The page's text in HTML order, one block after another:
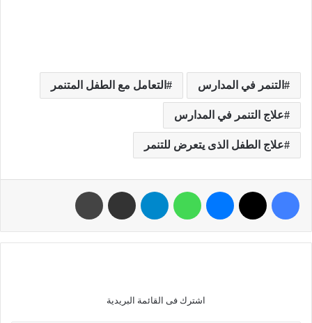
التنمر في المدارس التعامل مع الطفل المتنمر
علاج التنمر في المدارس
علاج الطفل الذى يتعرض للتنمر
اشترك فى القائمة البريدية